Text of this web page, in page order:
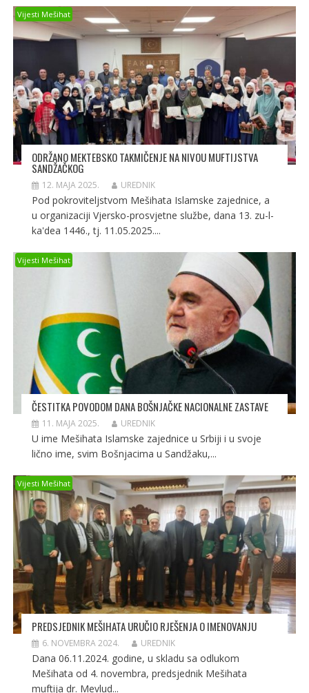
Vijesti Mešihat
ODRŽANO MEKTEBSKO TAKMIČENJE NA NIVOU MUFTIJSTVA
SANDŽAČKOG
12. MAJA 2025. UREDNIK
Pod pokroviteljstvom Mešihata Islamske zajednice, a
u organizaciji Vjersko-prosvjetne službe, dana 13. zu-l-
ka'dea 1446., tj. 11.05.2025....
Vijesti Mešihat
ČESTITKA POVODOM DANA BOŠNJAČKE NACIONALNE ZASTAVE
11. MAJA 2025. UREDNIK
U ime Mešihata Islamske zajednice u Srbiji i u svoje
lično ime, svim Bošnjacima u Sandžaku,...
Vijesti Mešihat
PREDSJEDNIK MEŠIHATA URUČIO RJEŠENJA O IMENOVANJU
6. NOVEMBRA 2024. UREDNIK
Dana 06.11.2024. godine, u skladu sa odlukom
Mešihata od 4. novembra, predsjednik Mešihata
muftija dr. Mevlud...